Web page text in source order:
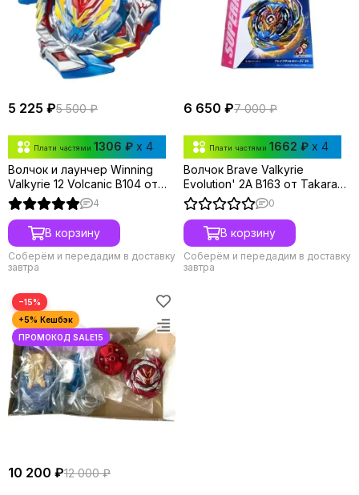
5 225 ₽5 500 ₽
Плати частями 1306 ₽ x 4
Волчок и лаунчер Winning
Valkyrie 12 Volcanic B104 от
Takara Tomy
4
В корзину
Соберём и передадим в доставку
завтра
6 650 ₽7 000 ₽
Плати частями 1662 ₽ x 4
Волчок Brave Valkyrie
Evolution' 2A B163 от Takara
Tomy
0
В корзину
Соберём и передадим в доставку
завтра
−15%
10 200 ₽12 000 ₽